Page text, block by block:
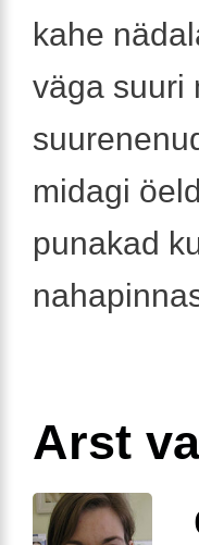
kahe
väga suuri
midagi
punakad
Arst